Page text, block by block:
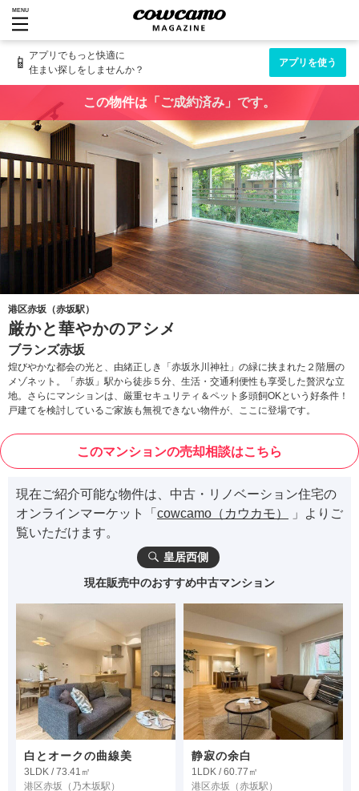
MENU
📱 アプリでもっと快適に
住まい探しをしませんか？
アプリを使う
この物件は「ご成約済み」です。
港区赤坂（赤坂駅）
厳かと華やかのアシメ
ブランズ赤坂
煌びやかな都会の光と、由緒正しき「赤坂氷川神社」の緑に挟まれた２階層の
メゾネット。「赤坂」駅から徒歩５分、生活・交通利便性も享受した贅沢な立
地。さらにマンションは、厳重セキュリティ＆ペット多頭飼OKという好条件！
戸建てを検討しているご家族も無視できない物件が、ここに登場です。
このマンションの売却相談はこちら
現在ご紹介可能な物件は、中古・リノベーション住宅の
オンラインマーケット「 cowcamo（カウカモ）
」よりご
覧いただけます。
皇居西側
現在販売中のおすすめ中古マンション
白とオークの曲線美
3LDK / 73.41㎡
港区赤坂 （乃木坂駅）
静寂の余白
1LDK / 60.77㎡
港区赤坂 （赤坂駅）